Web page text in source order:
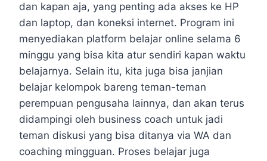
dan kapan aja, yang penting ada akses ke HP
dan laptop, dan koneksi internet. Program ini
menyediakan platform belajar online selama 6
minggu yang bisa kita atur sendiri kapan waktu
belajarnya. Selain itu, kita juga bisa janjian
belajar kelompok bareng teman-teman
perempuan pengusaha lainnya, dan akan terus
didampingi oleh business coach untuk jadi
teman diskusi yang bisa ditanya via WA dan
coaching mingguan. Proses belajar juga